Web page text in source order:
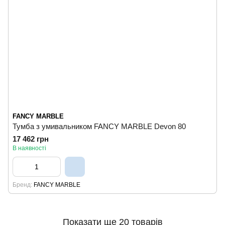
FANCY MARBLE
Тумба з умивальником FANCY MARBLE Devon 80
17 462 грн
В наявності
Бренд FANCY MARBLE
Показати ще 20 товарів